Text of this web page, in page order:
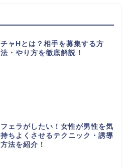
チャHとは？相手を募集する方
法・やり方を徹底解説！
フェラがしたい！女性が男性を気
持ちよくさせるテクニック・誘導
方法を紹介！